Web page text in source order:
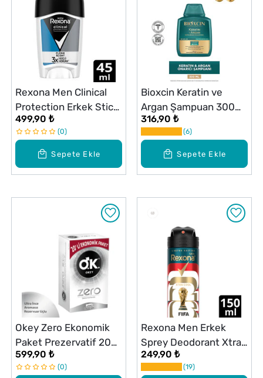
Sepete Ekle
Rexona Men Clinical
Protection Erkek Stick
Deodorant Clean
Scent 3x Güçlü Koruma
45 ml
499,90 ₺
0
Sepete Ekle
Bioxcin Keratin ve
Argan Şampuan 300
ml
316,90 ₺
6
Okey Zero Ekonomik
Paket Prezervatif 20
Adet
599,90 ₺
0
Rexona Men Erkek
Sprey Deodorant Xtra
Cool 72 Saat Kesintisiz
Üstün Koruma 150 ml
249,90 ₺
19